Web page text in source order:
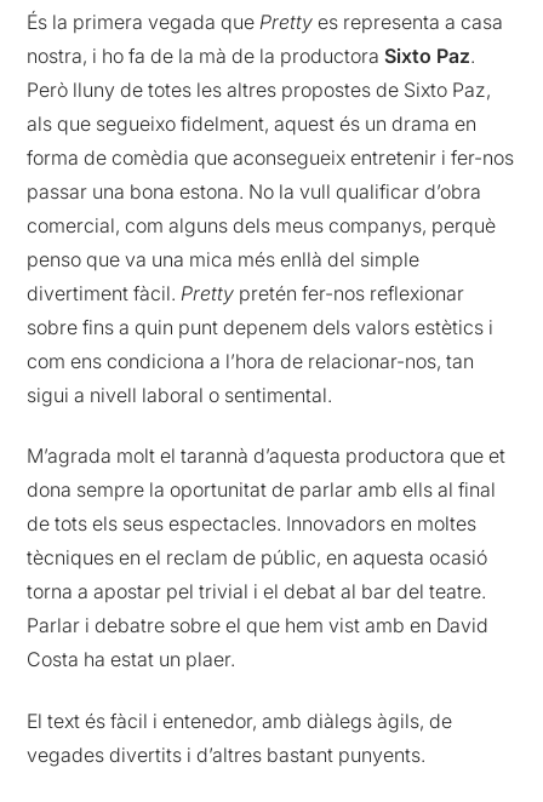
És la primera vegada quePretty es representa a casa
nostra, i ho fa de la mà de la productoraSixto Paz.
Però lluny de totes les altres propostes de Sixto Paz,
als que segueixo fidelment, aquest és un drama en
forma de comèdia que aconsegueix entretenir i fer-nos
passar una bona estona. No la vull qualificar d’obra
comercial, com alguns dels meus companys, perquè
penso que va una mica més enllà del simple
divertiment fàcil.Pretty pretén fer-nos reflexionar
sobre fins a quin punt depenem dels valors estètics i
com ens condiciona a l’hora de relacionar-nos, tan
sigui a nivell laboral o sentimental.
M’agrada molt el tarannà d’aquesta productora que et
dona sempre la oportunitat de parlar amb ells al final
de tots els seus espectacles. Innovadors en moltes
tècniques en el reclam de públic, en aquesta ocasió
torna a apostar pel trivial i el debat al bar del teatre.
Parlar i debatre sobre el que hem vist amb en David
Costa ha estat un plaer.
El text és fàcil i entenedor, amb diàlegs àgils, de
vegades divertits i d’altres bastant punyents.